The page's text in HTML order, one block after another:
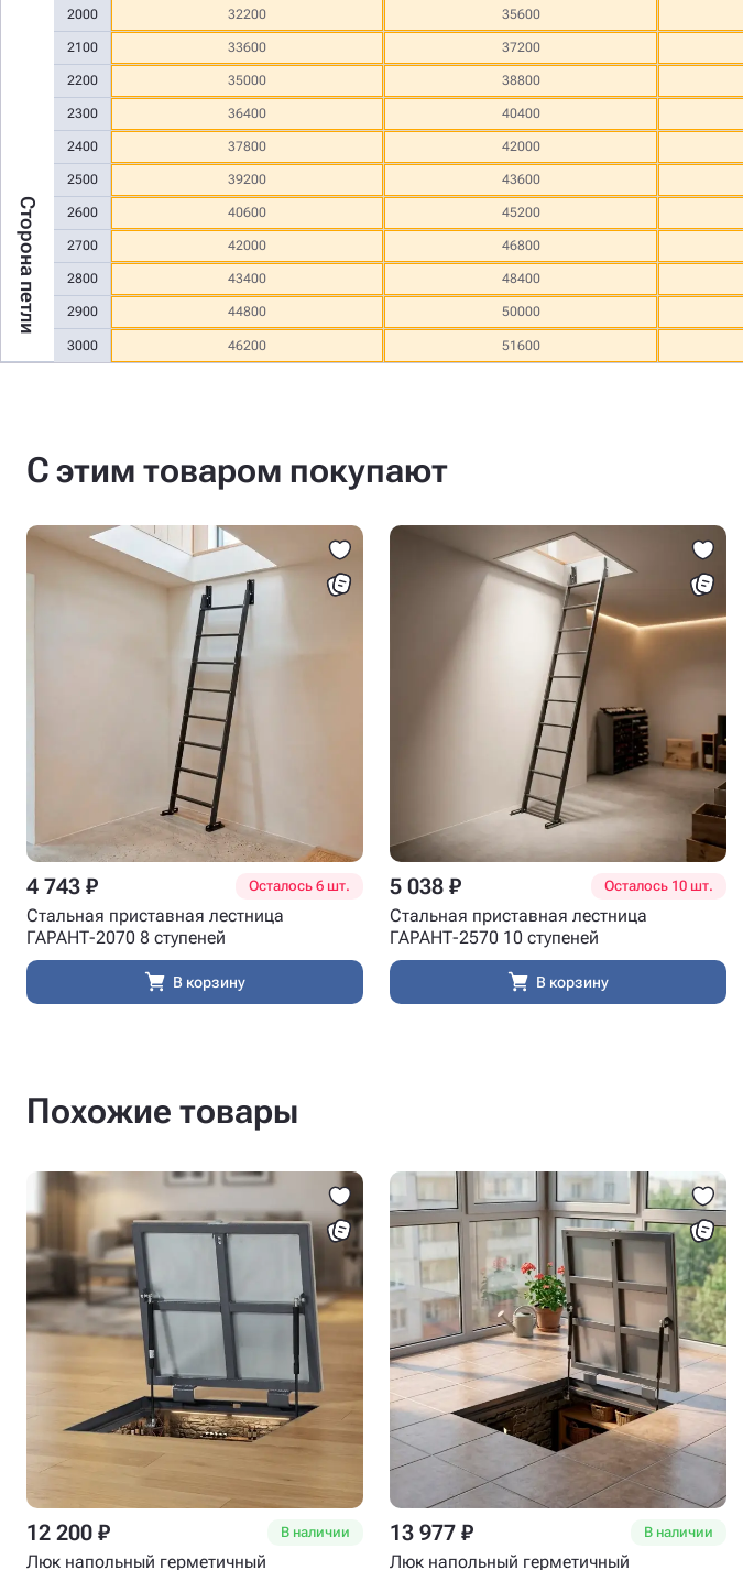
Сторона петли
2000
2100
2200
2300
2400
2500
2600
2700
2800
2900
3000
32200 35600
33600 37200
35000 38800
36400 40400
37800 42000
39200 43600
40600 45200
42000 46800
43400 48400
44800 50000
46200 51600
С этим товаром покупают
4 743 ₽ Осталось 6 шт.
Стальная приставная лестница
ГАРАНТ-2070 8 ступеней
В корзину
5 038 ₽ Осталось 10 шт.
Стальная приставная лестница
ГАРАНТ-2570 10 ступеней
В корзину
Похожие товары
12 200 ₽ В наличии
Люк напольный герметичный
13 977 ₽ В наличии
Люк напольный герметичный